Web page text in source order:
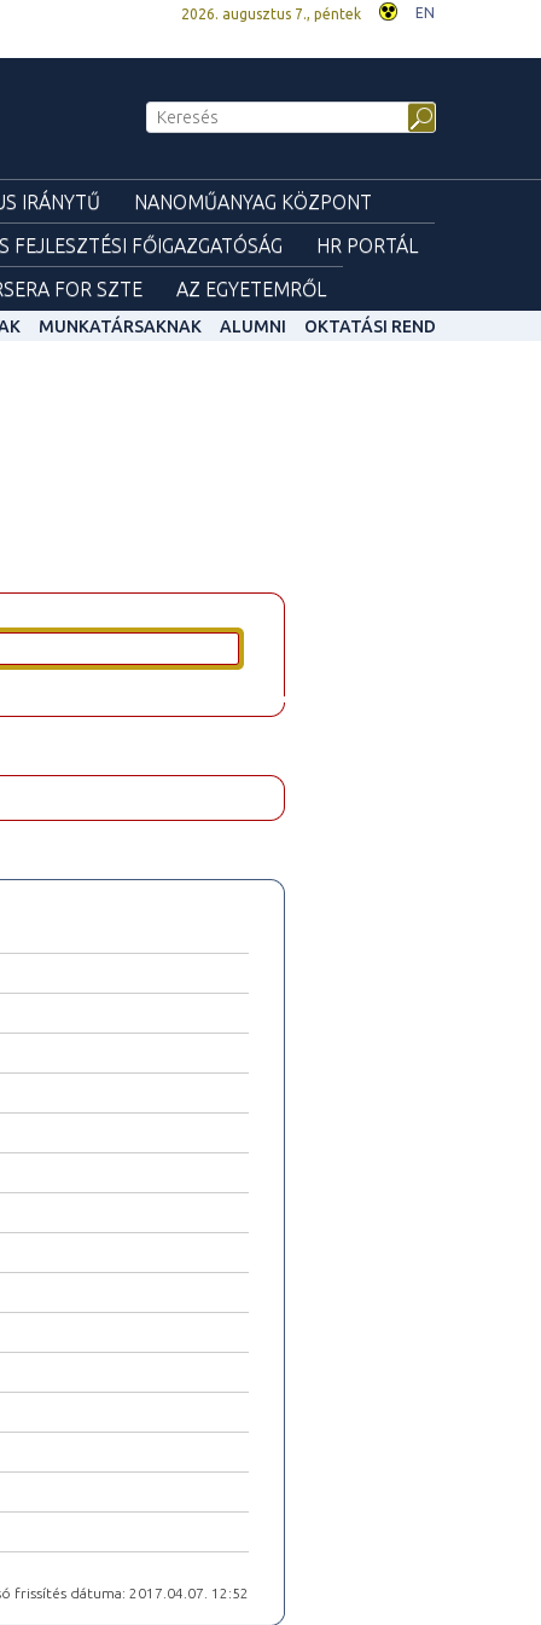
2026. augusztus 7., péntek EN
IRÁNYTŰ
NANOMŰANYAG KÖZPONT
FEJLESZTÉSI FŐIGAZGATÓSÁG
HR PORTÁL
FOR SZTE AZ EGYETEMRŐL
MUNKATÁRSAKNAK ALUMNI OKTATÁSI REND
frissítés dátuma: 2017.04.07. 12:52